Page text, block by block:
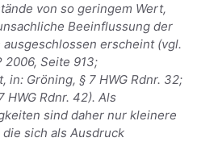
von so geringem Wert,
Beeinflussung der
ausgeschlossen erscheint (vgl.
2006, Seite 913;
in: Gröning, § 7 HWG Rdnr. 32;
HWG Rdnr. 42). Als
sind daher nur kleinere
sich als Ausdruck